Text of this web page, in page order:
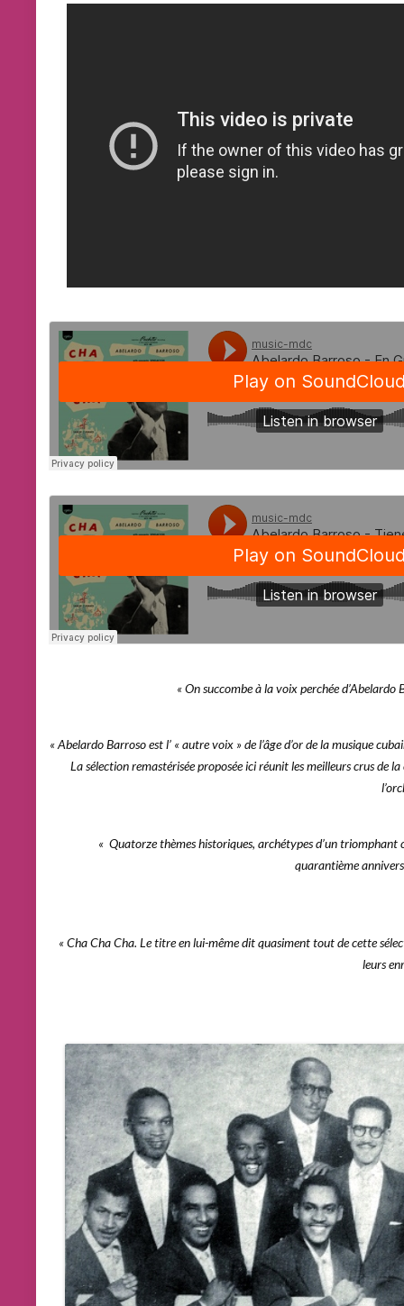
« On succombe à la voix perchée d’Abelardo
« Abelardo Barroso est l’ « autre voix » de l’âge d’or de la musique
La sélection remastérisée proposée ici réunit les meilleurs crus de
« Quatorze thèmes historiques, archétypes d’un triomphant
quarantième
« Cha Cha Cha. Le titre en lui-même dit quasiment tout de cette
leurs